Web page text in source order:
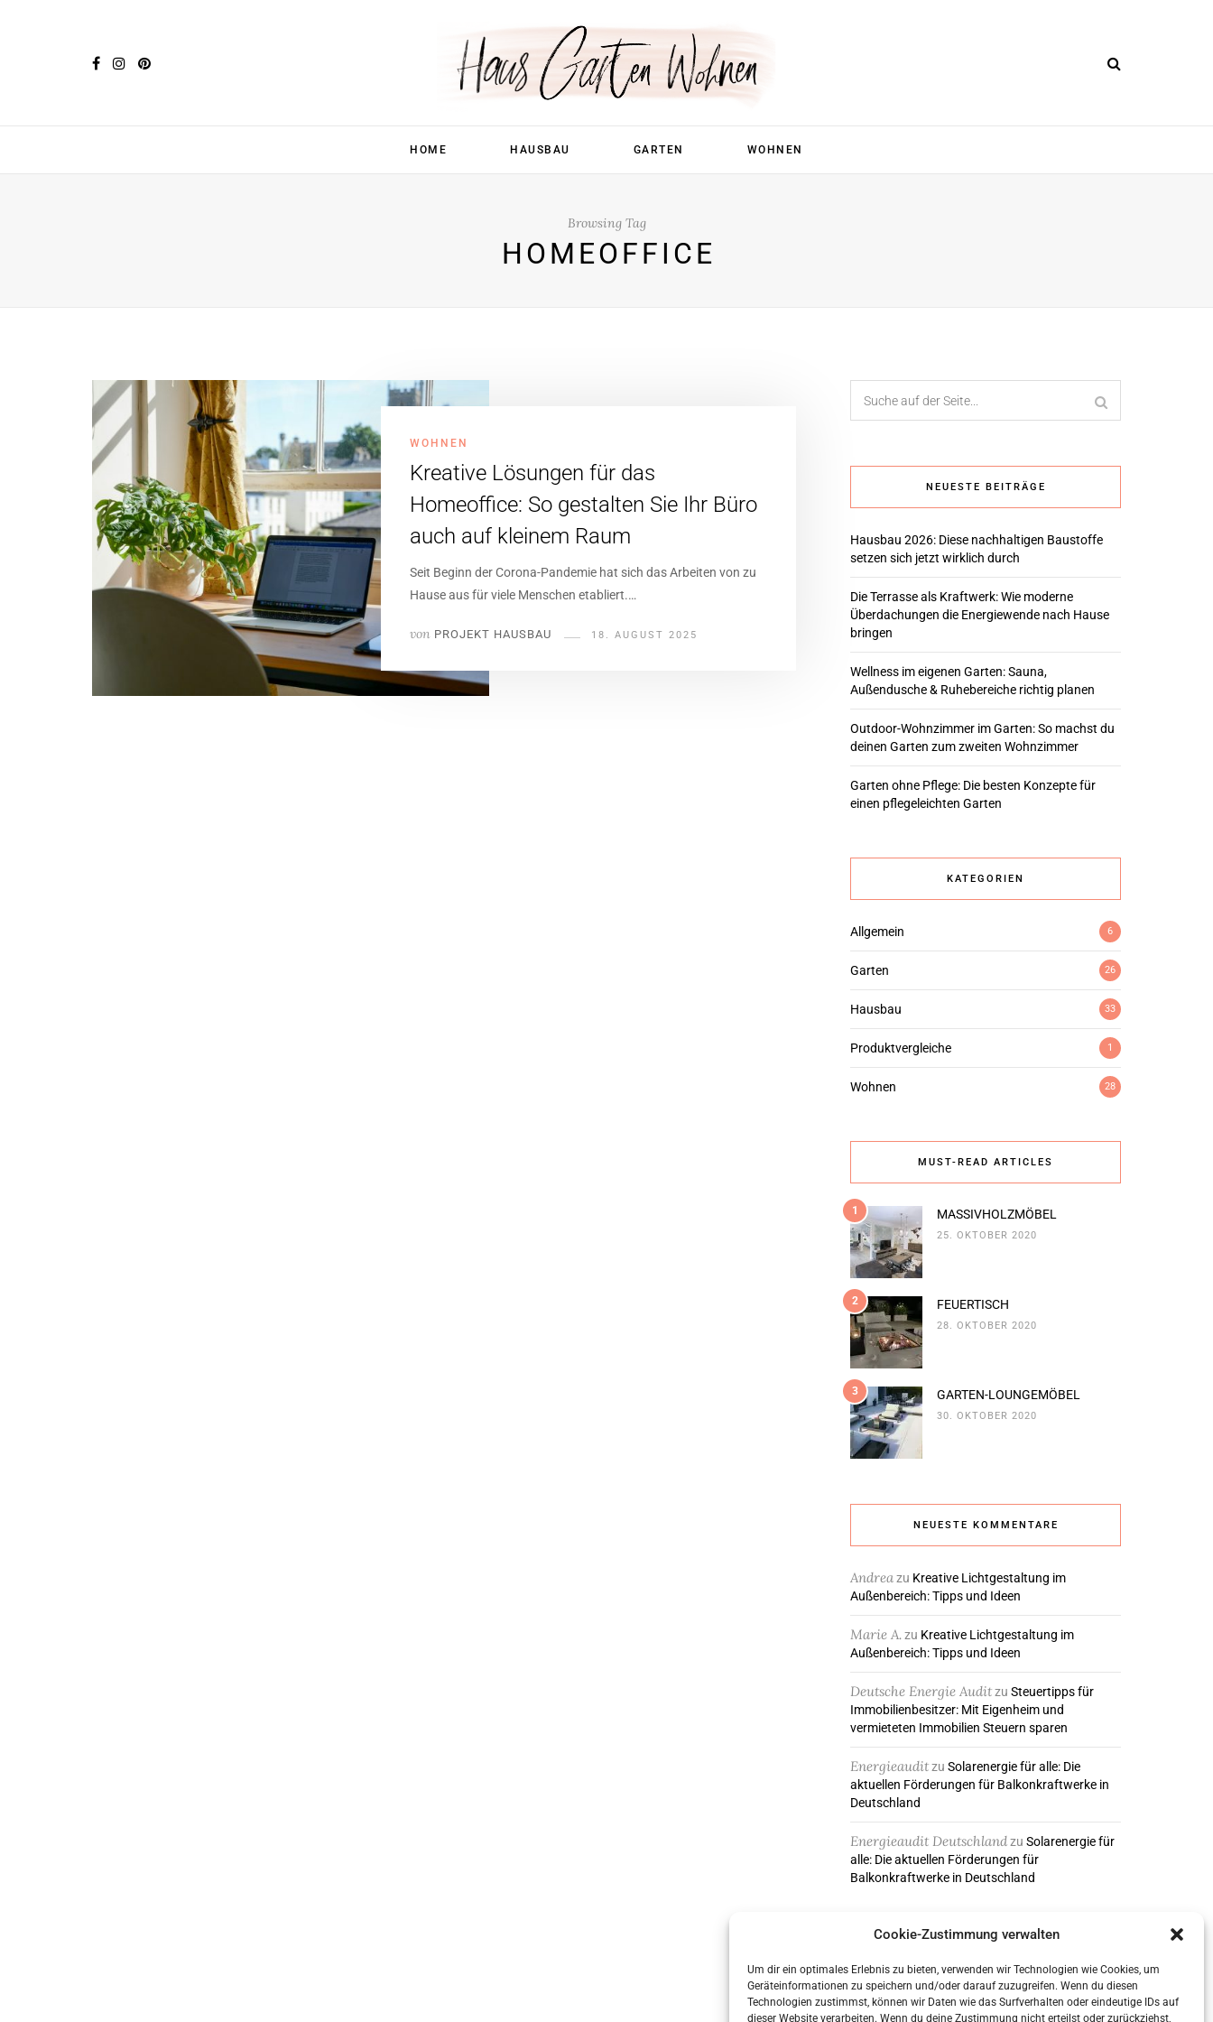
Cookie-Zustimmung verwalten
Um dir ein optimales Erlebnis zu bieten, verwenden wir Technologien wie Cookies, um
Geräteinformationen zu speichern und/oder darauf zuzugreifen. Wenn du diesen
Technologien zustimmst, können wir Daten wie das Surfverhalten oder eindeutige IDs auf
dieser Website verarbeiten. Wenn du deine Zustimmung nicht erteilst oder zurückziehst,
HOME HAUSBAU GARTEN WOHNEN
Browsing Tag
HOMEOFFICE
WOHNEN
Kreative Lösungen für das
Homeoffice: So gestalten Sie Ihr Büro
auch auf kleinem Raum
Seit Beginn der Corona-Pandemie hat sich das Arbeiten von zu
Hause aus für viele Menschen etabliert.…
von PROJEKT HAUSBAU 18. AUGUST 2025
NEUESTE BEITRÄGE
Hausbau 2026: Diese nachhaltigen Baustoffe
setzen sich jetzt wirklich durch
Die Terrasse als Kraftwerk: Wie moderne
Überdachungen die Energiewende nach Hause
bringen
Wellness im eigenen Garten: Sauna,
Außendusche & Ruhebereiche richtig planen
Outdoor-Wohnzimmer im Garten: So machst du
deinen Garten zum zweiten Wohnzimmer
Garten ohne Pflege: Die besten Konzepte für
einen pflegeleichten Garten
KATEGORIEN
Allgemein 6
Garten 26
Hausbau 33
Produktvergleiche 1
Wohnen 28
MUST-READ ARTICLES
1 MASSIVHOLZMÖBEL
25. OKTOBER 2020
2 FEUERTISCH
28. OKTOBER 2020
3 GARTEN-LOUNGEMÖBEL
30. OKTOBER 2020
NEUESTE KOMMENTARE
Andreazu Kreative Lichtgestaltung im
Außenbereich: Tipps und Ideen
Marie A.zu Kreative Lichtgestaltung im
Außenbereich: Tipps und Ideen
Deutsche Energie Auditzu Steuertipps für
Immobilienbesitzer: Mit Eigenheim und
vermieteten Immobilien Steuern sparen
Energieauditzu Solarenergie für alle: Die
aktuellen Förderungen für Balkonkraftwerke in
Deutschland
Energieaudit Deutschlandzu Solarenergie für
alle: Die aktuellen Förderungen für
Balkonkraftwerke in Deutschland